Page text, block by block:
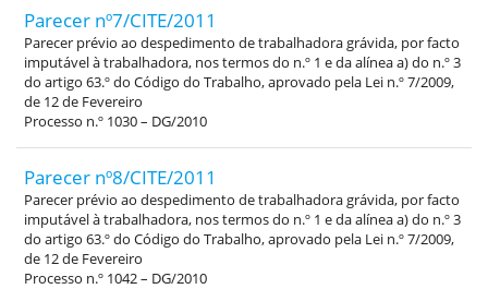
Parecer nº7/CITE/2011
Parecer prévio ao despedimento de trabalhadora grávida, por facto
imputável à trabalhadora, nos termos do n.º 1 e da alínea a) do n.º 3
do artigo 63.º do Código do Trabalho, aprovado pela Lei n.º 7/2009,
de 12 de Fevereiro
Processo n.º 1030 – DG/2010
Parecer nº8/CITE/2011
Parecer prévio ao despedimento de trabalhadora grávida, por facto
imputável à trabalhadora, nos termos do n.º 1 e da alínea a) do n.º 3
do artigo 63.º do Código do Trabalho, aprovado pela Lei n.º 7/2009,
de 12 de Fevereiro
Processo n.º 1042 – DG/2010